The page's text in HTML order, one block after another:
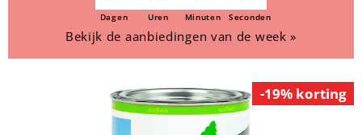
Dagen Uren Minuten Seconden
Bekijk de aanbiedingen van de week »
-19% korting